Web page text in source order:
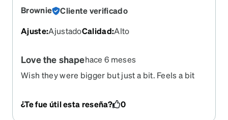
Brownie
Cliente verificado
Ajuste:AjustadoCalidad:Alto
Love the shapehace 6 meses
Wish they were bigger but just a bit. Feels a bit
¿Te fue útil esta reseña?
0